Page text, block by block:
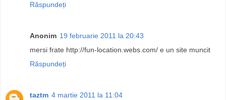
Răspundeți
Anonim 19 februarie 2011 la 20:43
mersi frate http://fun-location.webs.com/ e un site muncit
Răspundeți
taztm 4 martie 2011 la 11:04